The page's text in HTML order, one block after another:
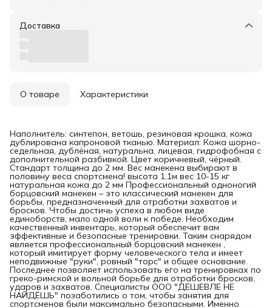
Доставка
О товаре Характеристики
Наполнитель: синтепон, ветошь, резиновая крошка, кожа
дублирована капроновой тканью. Материал: Кожа шорно-
седельная, дублёная, натуральна, лицевая, гидрофобная с
дополнительной разбивкой. Цвет коричневый, чёрный.
Стандарт толщина до 2 мм. Вес манекена выбирают в
половину веса спортсмена! высота 1,1м вес 10-15 кг
натуральная кожа до 2 мм Профессиональный одноногий
борцовский манекен – это классический манекен для
борьбы, предназначенный для отработки захватов и
бросков. Чтобы достичь успеха в любом виде
единоборств, мало одной воли к победе. Необходим
качественный инвентарь, который обеспечит вам
эффективные и безопасные тренировки. Таким снарядом
является профессиональный борцовский манекен ,
который имитирует форму человеческого тела и имеет
неподвижные "руки", ровный "торс" и общее основание.
Последнее позволяет использовать его на тренировках по
греко-римской и вольной борьбе для отработки бросков,
ударов и захватов. Специалисты ООО "ДЕШЕВЛЕ НЕ
НАЙДЁШЬ" позаботились о том, чтобы занятия для
спортсменов были максимально безопасными. Именно